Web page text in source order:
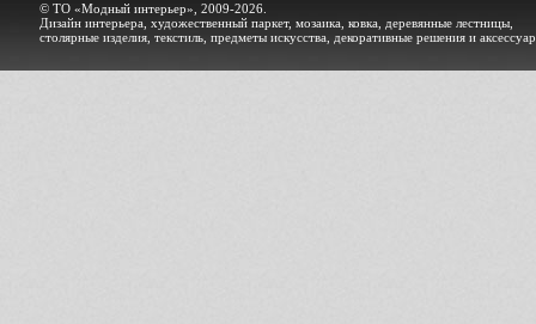
© ТО «Модный интерьер», 2009-2026.
Дизайн интерьера, художественный паркет, мозаика, ковка, деревянные лестницы,
столярные изделия, текстиль, предметы искусства, декоративные решения и